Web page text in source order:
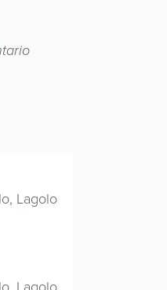
Lagolo
Lagolo